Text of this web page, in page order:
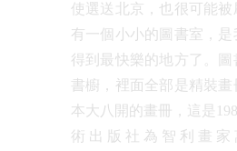
使選送北京，也很可能被
有一個小小的圖書室，
得到最快樂的地方了。
書櫥，裡面全部是精裝
本大八開的畫冊，這是
術出版社為智利畫家